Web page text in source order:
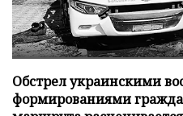
Обстрел украинскими
формированиями